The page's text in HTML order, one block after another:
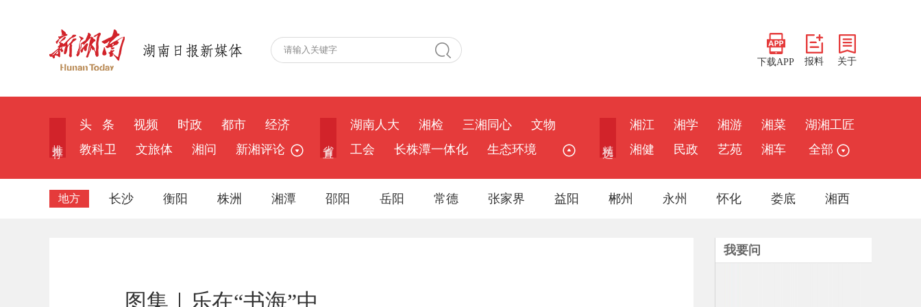
下载APP 报料 关于
头 条 视频 时政 都市
经济
教科卫
文旅体 湘问 新湘评论
湖南人大 湘检 三湘同心
文物
工会
长株潭一体化 生态环境
湘江 湘学 湘游 湘菜
湖湘工匠
湘健
民政 艺苑 湘车 全部
地方 长沙 衡阳 株洲 湘潭 邵阳 岳阳 常德 张家界 益阳 郴州 永州 怀化 娄底 湘西
图集｜乐在“书海”中
我要问